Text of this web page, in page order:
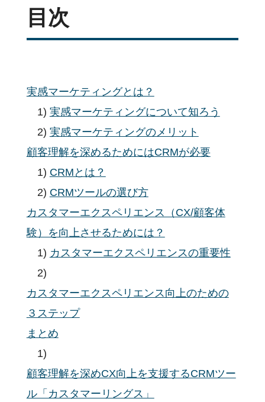
デジタルマーケティング
基本用語
主な機能
サポート
目次
実感マーケティングとは？
1) 実感マーケティングについて知ろう
2) 実感マーケティングのメリット
顧客理解を深めるためにはCRMが必要
1) CRMとは？
2) CRMツールの選び方
カスタマーエクスペリエンス（CX/顧客体
験）を向上させるためには？
1) カスタマーエクスペリエンスの重要性
2)
カスタマーエクスペリエンス向上のための
３ステップ
まとめ
1)
顧客理解を深めCX向上を支援するCRMツー
ル「カスタマーリングス」